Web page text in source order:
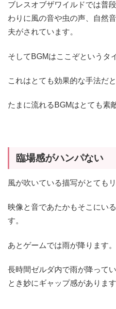
ブレスオブザワイルドでは普
わりに風の音や虫の声、自然
夫がされています。
そしてBGMはここぞというタ
これはとても効果的な手法だと
たまに流れるBGMはとても素
臨場感がハンパない
風が吹いている描写がとてもリ
映像と音であたかもそこにい
す。
あとゲームでは雨が降ります。
長時間ゼルダ内で雨が降って
とき妙にギャップ感があります